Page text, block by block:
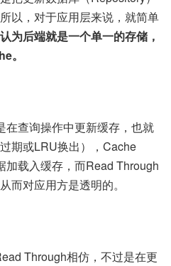
以，对于应用层来说，就简单
为后端就是一个单一的存储，
。
在查询操作中更新缓存，也就
期或LRU换出），Cache
载入缓存，而Read Through
而对应用方是透明的。
Through相仿，不过是在更